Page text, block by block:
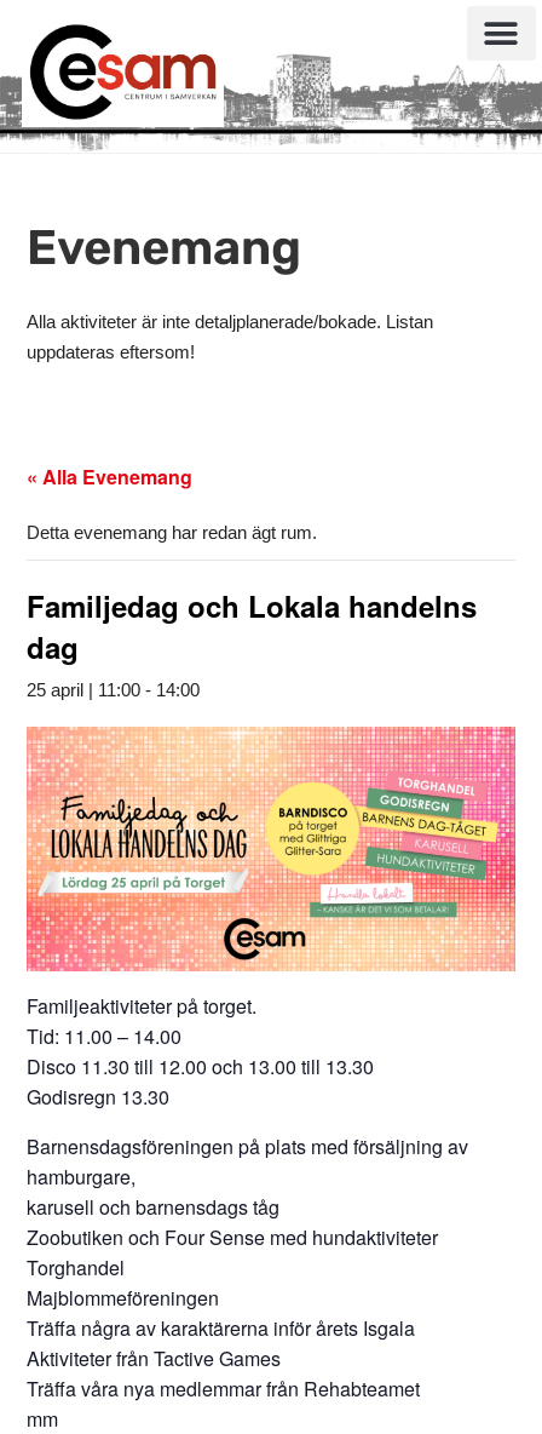
Evenemang
Alla aktiviteter är inte detaljplanerade/bokade. Listan
uppdateras eftersom!
« Alla Evenemang
Detta evenemang har redan ägt rum.
Familjedag och Lokala handelns
dag
25 april | 11:00 - 14:00
Familjeaktiviteter på torget.
Tid: 11.00 – 14.00
Disco 11.30 till 12.00 och 13.00 till 13.30
Godisregn 13.30
Barnensdagsföreningen på plats med försäljning av
hamburgare,
karusell och barnensdags tåg
Zoobutiken och Four Sense med hundaktiviteter
Torghandel
Majblommeföreningen
Träffa några av karaktärerna inför årets Isgala
Aktiviteter från Tactive Games
Träffa våra nya medlemmar från Rehabteamet
mm